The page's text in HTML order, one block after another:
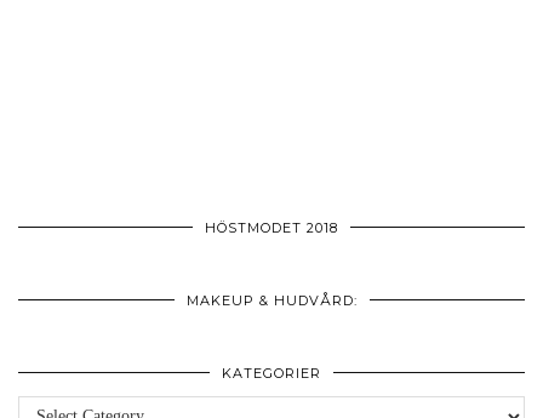
HÖSTMODET 2018
MAKEUP & HUDVÅRD:
KATEGORIER
Kategorier